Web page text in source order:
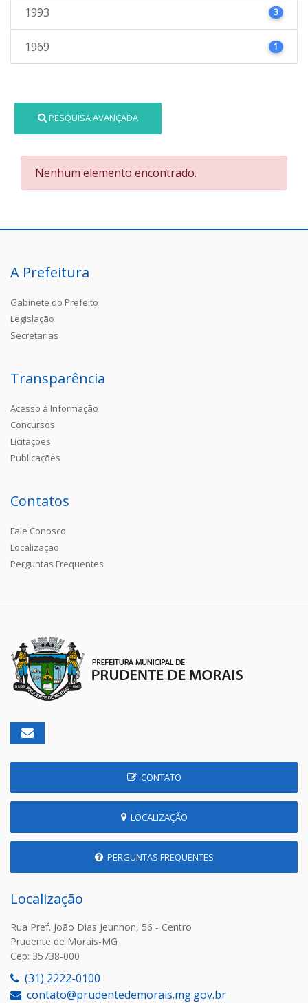
1993 3
1969 1
PESQUISA AVANÇADA
Nenhum elemento encontrado.
A Prefeitura
Gabinete do Prefeito
Legislação
Secretarias
Transparência
Acesso à Informação
Concursos
Licitações
Publicações
Contatos
Fale Conosco
Localização
Perguntas Frequentes
CONTATO
LOCALIZAÇÃO
PERGUNTAS FREQUENTES
Localização
Rua Pref. João Dias Jeunnon, 56 - Centro
Prudente de Morais-MG
Cep: 35738-000
(31) 2222-0100
contato@prudentedemorais.mg.gov.br